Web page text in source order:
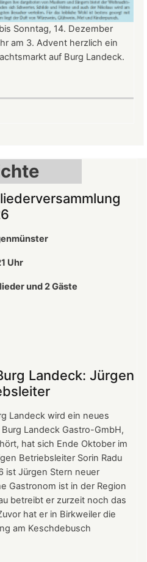
Sonntag, 14. Dezember
am 3. Advent herzlich ein
auf Burg Landeck.
Uhr
und 2 Gäste
Landeck: Jürgen
Landeck wird ein neues
Landeck Gastro-GmbH,
hat sich Ende Oktober im
Betriebsleiter Sorin Radu
ist Jürgen Stern neuer
Gastronom ist in der Region
betreibt er zurzeit noch das
hat er in Birkweiler die
am Keschdebusch